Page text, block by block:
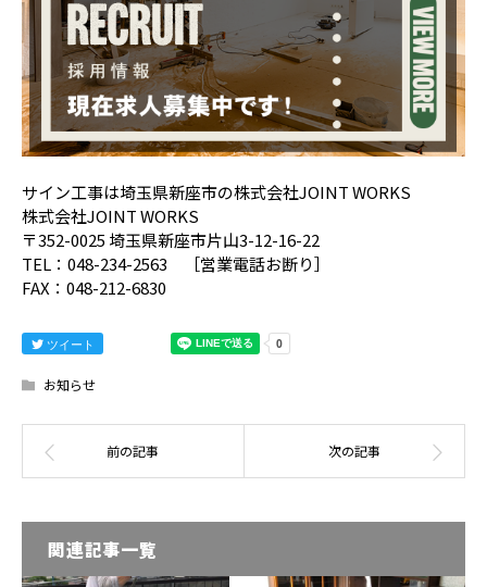
サイン工事は埼玉県新座市の株式会社JOINT WORKS
株式会社JOINT WORKS
〒352-0025 埼玉県新座市片山3-12-16-22
TEL：048-234-2563 ［営業電話お断り］
FAX：048-212-6830
ツイート
お知らせ
関連記事一覧